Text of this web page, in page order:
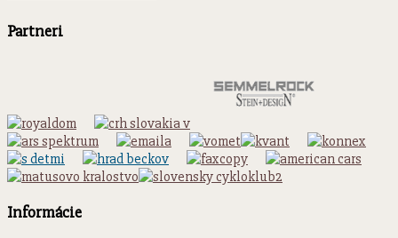
Partneri
Informácie